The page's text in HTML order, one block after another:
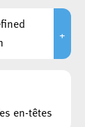
+
en-têtes